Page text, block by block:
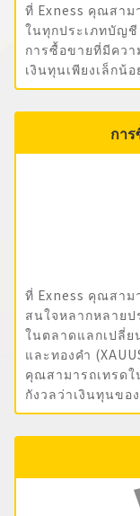
ที่ Exness คุณสาม
ในทุกประเภทบัญ
การซื้อขายที่มีควา
เงินทุนเพียงเล็กน้อ
กา
ที่ Exness คุณสาม
สนใจหลากหลายป
ในตลาดแลกเปลี่ย
และทองคำ
คุณสามารถเทรดใ
กังวลว่าเงินทุนข